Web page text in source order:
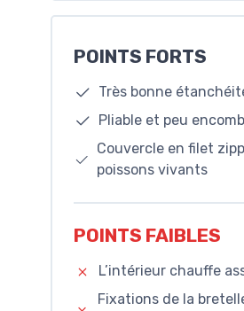
POINTS FORTS
Très bonne
Pliable et peu
Couvercle en filet
poissons vivants
POINTS FAIBLES
L’intérieur chauffe
Fixations de la